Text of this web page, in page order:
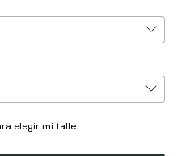
elegir mi talle